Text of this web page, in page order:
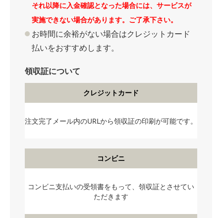
それ以降に入金確認となった場合には、サービスが
実施できない場合があります。ご了承下さい。
お時間に余裕がない場合はクレジットカード
払いをおすすめします。
領収証について
クレジットカード
注文完了メール内のURLから領収証の印刷が可能です。
コンビニ
コンビニ支払いの受領書をもって、領収証とさせてい
ただきます